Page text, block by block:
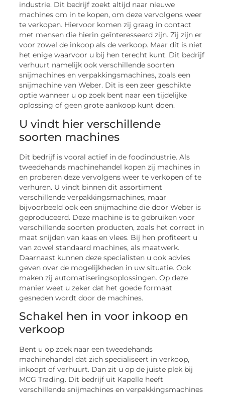
industrie. Dit bedrijf zoekt altijd naar nieuwe
machines om in te kopen, om deze vervolgens weer
te verkopen. Hiervoor komen zij graag in contact
met mensen die hierin geïnteresseerd zijn. Zij zijn er
voor zowel de inkoop als de verkoop. Maar dit is niet
het enige waarvoor u bij hen terecht kunt. Dit bedrijf
verhuurt namelijk ook verschillende soorten
snijmachines en verpakkingsmachines, zoals een
snijmachine van Weber. Dit is een zeer geschikte
optie wanneer u op zoek bent naar een tijdelijke
oplossing of geen grote aankoop kunt doen.
U vindt hier verschillende
soorten machines
Dit bedrijf is vooral actief in de foodindustrie. Als
tweedehands machinehandel kopen zij machines in
en proberen deze vervolgens weer te verkopen of te
verhuren. U vindt binnen dit assortiment
verschillende verpakkingsmachines, maar
bijvoorbeeld ook een snijmachine die door Weber is
geproduceerd. Deze machine is te gebruiken voor
verschillende soorten producten, zoals het correct in
maat snijden van kaas en vlees. Bij hen profiteert u
van zowel standaard machines, als maatwerk.
Daarnaast kunnen deze specialisten u ook advies
geven over de mogelijkheden in uw situatie. Ook
maken zij automatiseringsoplossingen. Op deze
manier weet u zeker dat het goede formaat
gesneden wordt door de machines.
Schakel hen in voor inkoop en
verkoop
Bent u op zoek naar een tweedehands
machinehandel dat zich specialiseert in verkoop,
inkoopt of verhuurt. Dan zit u op de juiste plek bij
MCG Trading. Dit bedrijf uit Kapelle heeft
verschillende snijmachines en verpakkingsmachines